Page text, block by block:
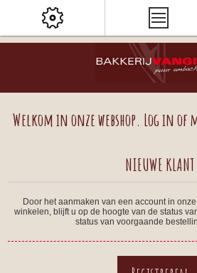
Welkom in onze webshop. Log in of
NIEUWE KLANT
Door het aanmaken van een account in
winkelen, blijft u op de hoogte van de status
status van voorgaande